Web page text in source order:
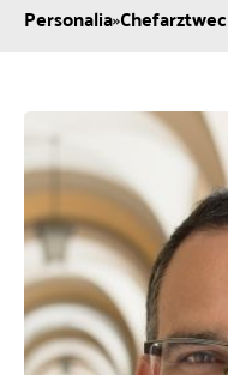
Personalia»